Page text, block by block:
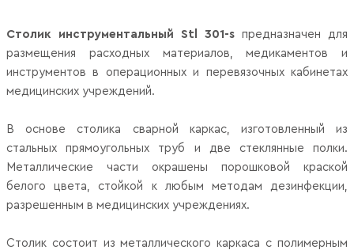
Столик инструментальный Stl 301-s предназначен для
размещения расходных материалов, медикаментов и
инструментов в операционных и перевязочных кабинетах
медицинских учреждений.
В основе столика сварной каркас, изготовленный из
стальных прямоугольных труб и две стеклянные полки.
Металлические части окрашены порошковой краской
белого цвета, стойкой к любым методам дезинфекции,
разрешенным в медицинских учреждениях.
Столик состоит из металлического каркаса с полимерным